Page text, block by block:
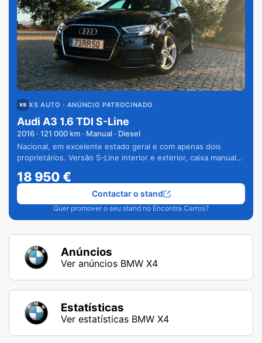
XS AUTO · ANÚNCIO PATROCINADO
Audi A3 1.6 TDI S-Line
2016 · 121 000 km · Manual · Diesel
Nacional, em excelente estado geral e com apenas dois
proprietários. Versão S-Line interior e exterior, caixa manual
18 950€
Quer promover o seu stand no Encontra Carros?
Contactar o stand
Anúncios
Ver anúncios BMW X4
Estatísticas
Ver estatísticas BMW X4